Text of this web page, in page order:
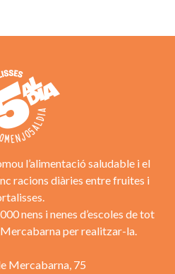
l’alimentació saludable i el
racions diàries entre fruites i
nens i nenes d’escoles de tot
per realitzar-la.
Mercabarna, 75